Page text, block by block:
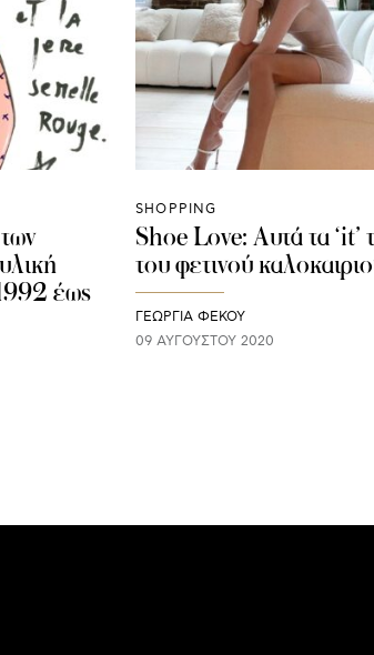
έως
SHOPPING
Shoe Love: Αυτά τα ‘it’
του φετινού
ΓΕΩΡΓΙΑ ΦΕΚΟΥ
09 ΑΥΓΟΎΣΤΟΥ 2020